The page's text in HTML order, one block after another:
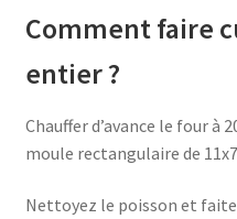
Comment faire
entier ?
Chauffer d’avance le four à
moule rectangulaire de
Nettoyez le poisson et